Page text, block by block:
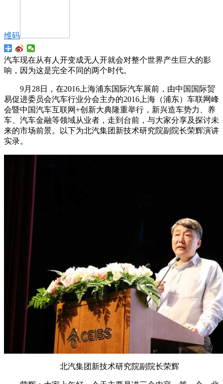
维码
汽车现在从有人开变成无人开就会对整个世界产生巨大的影
响，因为这是完全不同的两个时代。
9月28日，在2016上海浦东国际汽车展前，由中国国际贸
易促进委员会汽车行业分会主办的2016上海（浦东）车联网峰
会暨中国汽车互联网+创新大典隆重举行，新兴造车势力、养
车、汽车金融等领域从业者，走到台前，与大家分享及探讨未
来的市场前景。以下为北汽集团新技术研究院副院长荣辉演讲
实录。
北汽集团新技术研究院副院长荣辉